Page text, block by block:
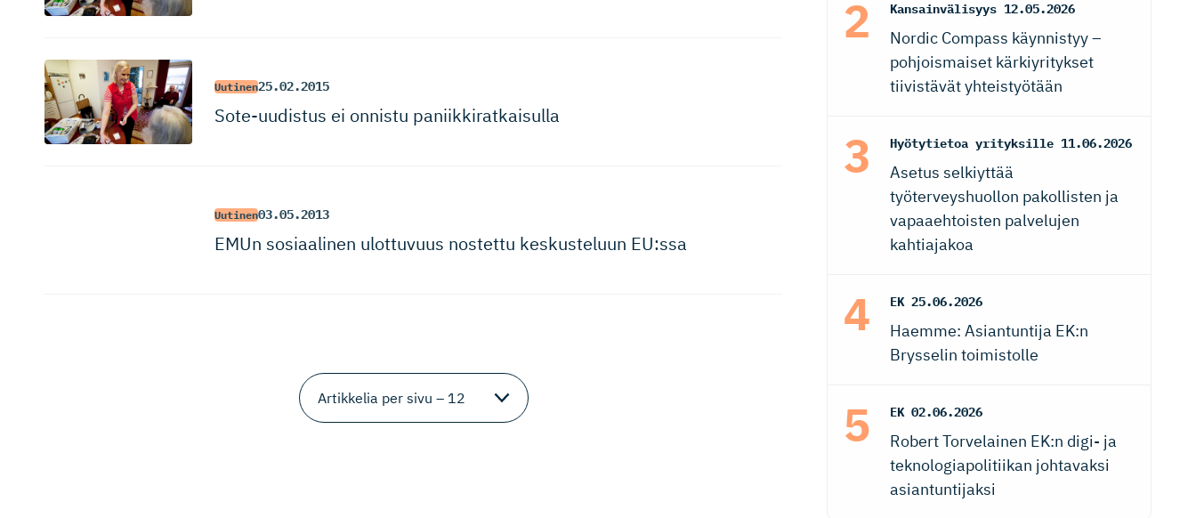
Uutinen25.02.2015
Sote-uudistus ei onnistu paniikkirat­kaisulla
Uutinen03.05.2013
EMUn sosiaalinen ulottuvuus nostettu keskusteluun EU:ssa
Kansainvälisyys 12.05.2026
Nordic Compass käynnistyy –
pohjoismaiset kärkiyritykset
tiivistävät yhteistyötään
Hyötytietoa yrityksille 11.06.2026
Asetus selkiyttää
työterveyshuollon pakollisten ja
vapaaehtoisten palvelujen
kahtiajakoa
EK 25.06.2026
Haemme: Asiantuntija EK:n
Brysselin toimistolle
EK 02.06.2026
Robert Torvelainen EK:n digi- ja
teknologiapolitiikan johtavaksi
asiantuntijaksi